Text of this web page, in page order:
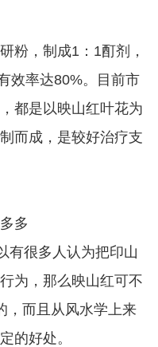
粉，制成1：1酊剂，
效率达80%。目前市
都是以映山红叶花为
而成，是较好治疗支
多
有很多人认为把印山
为，那么映山红可不
，而且从风水学上来
的好处。